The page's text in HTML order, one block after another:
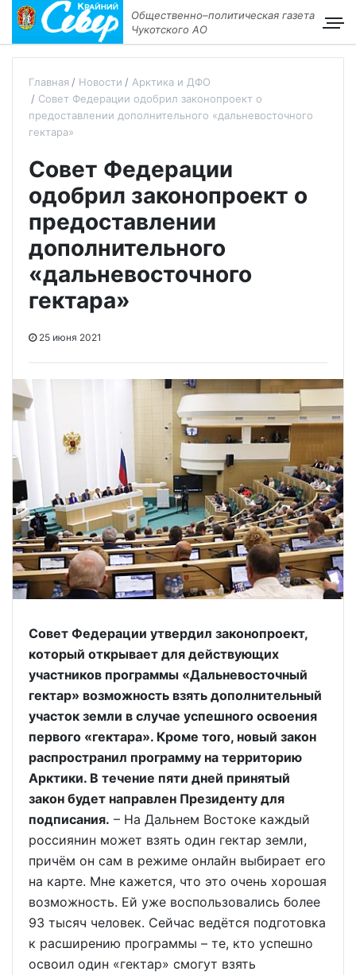
Общественно–политическая газета
Чукотского АО
Главная Новости
Арктика и ДФО
Совет Федерации одобрил законопроект о
предоставлении дополнительного «дальневосточного
гектара»
Совет Федерации
одобрил законопроект о
предоставлении
дополнительного
«дальневосточного
гектара»
25 июня 2021
Совет Федерации утвердил законопроект,
который открывает для действующих
участников программы «Дальневосточный
гектар» возможность взять дополнительный
участок земли в случае успешного освоения
первого «гектара». Кроме того, новый закон
распространил программу на территорию
Арктики. В течение пяти дней принятый
закон будет направлен Президенту для
подписания. – На Дальнем Востоке каждый
россиянин может взять один гектар земли,
причём он сам в режиме онлайн выбирает его
на карте. Мне кажется, что это очень хорошая
возможность. Ей уже воспользовались более
93 тысяч человек. Сейчас ведётся подготовка
к расширению программы – те, кто успешно
освоил один «гектар» смогут взять